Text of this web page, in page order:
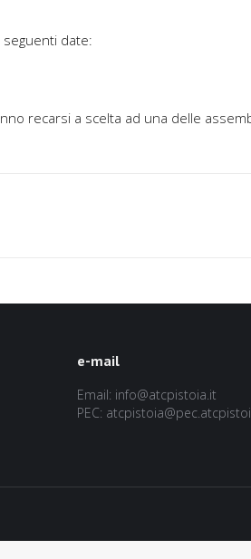
date:
recarsi a scelta ad una delle
e-mail
Email: info@atcpistoia.it
PEC: